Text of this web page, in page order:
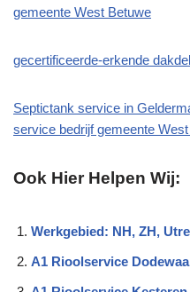
gemeente West Betuwe
gecertificeerde-erkende
Septictank service in
service bedrijf gemeente
Ook Hier Helpen Wij:
Werkgebied: NH, ZH,
A1 Rioolservice